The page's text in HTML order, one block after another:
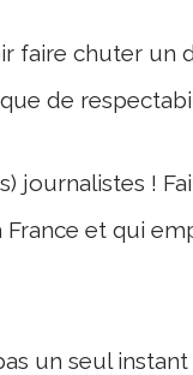
faire chuter
de
journalistes !
France et qui
un seul